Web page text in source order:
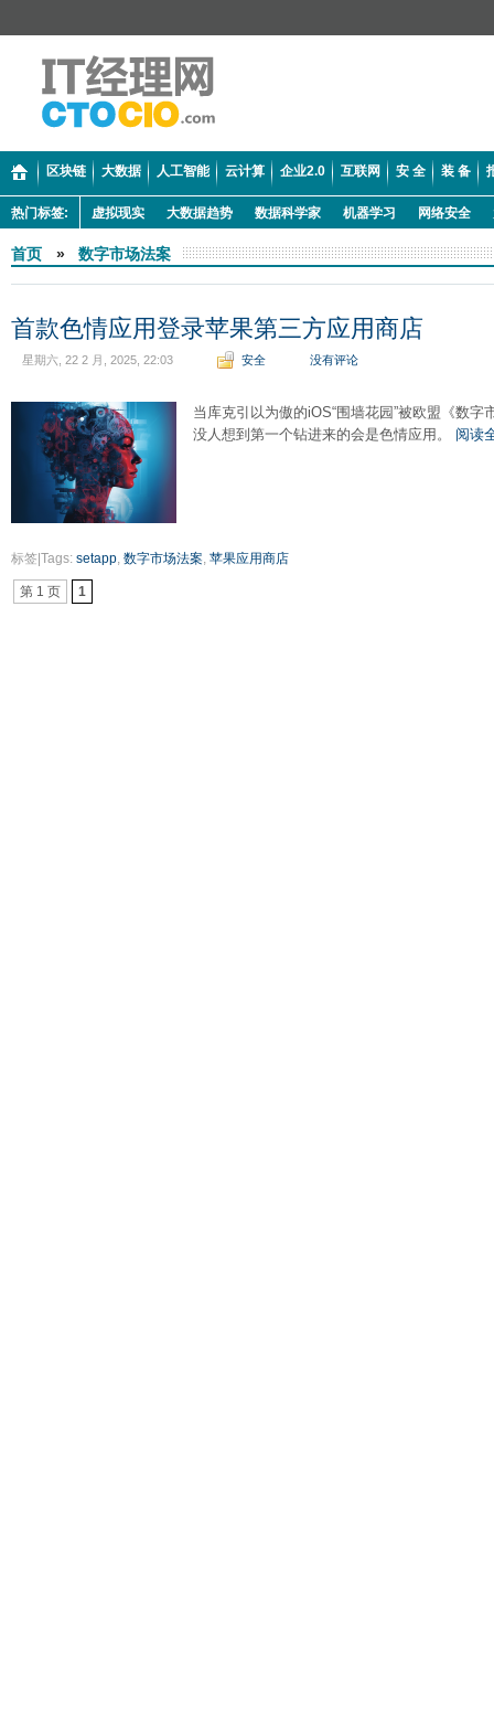
区块链 大数据 人工智能 云计算 企业2.0 互联网 安 全 装 备
热门标签: 虚拟现实 大数据趋势 数据科学家 机器学习 网络安全
首页 » 数字市场法案
首款色情应用登录苹果第三方应用商店
星期六, 22 2 月, 2025, 22:03 安全 没有评论
当库克引以为傲的iOS“围墙花园”被欧盟《数
没人想到第一个钻进来的会是色情应用。 阅读
标签|Tags: setapp, 数字市场法案, 苹果应用商店
第 1 页 1